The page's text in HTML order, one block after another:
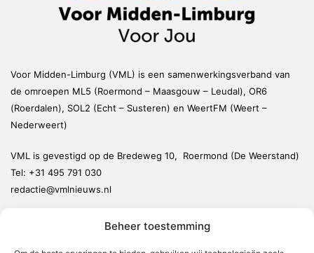
Beheer toestemming
Voor Midden-Limburg (VML) is een samenwerkingsverband van
de omroepen ML5 (Roermond – Maasgouw – Leudal), OR6
(Roerdalen), SOL2 (Echt – Susteren) en WeertFM (Weert –
Nederweert)
VML is gevestigd op de Bredeweg 10, Roermond (De Weerstand)
Tel: +31 495 791 030
redactie@vmlnieuws.nl